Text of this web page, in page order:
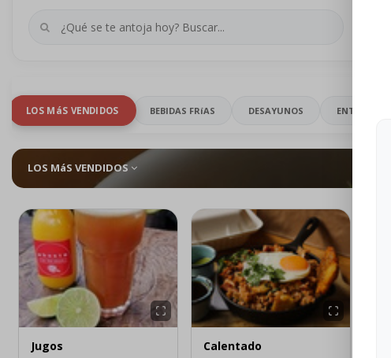
LOS MáS VENDIDOS BEBIDAS FRíAS DESAYUNOS ENTRADAS
LOS MáS VENDIDOS
Jugos Calentado